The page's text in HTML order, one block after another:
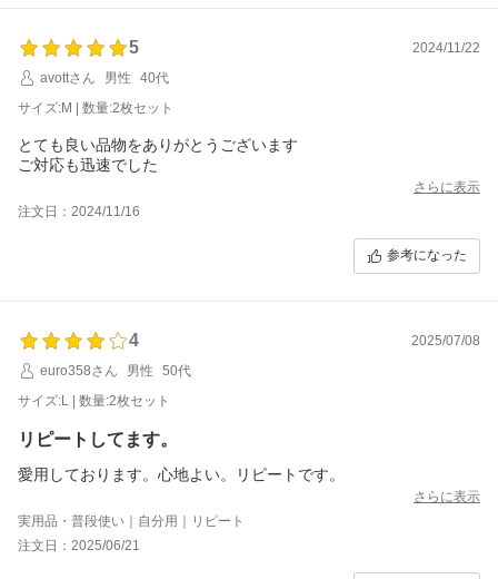
5
2024/11/22
avottさん
男性
40代
サイズ:M | 数量:2枚セット
とても良い品物をありがとうございます
ご対応も迅速でした
さらに表示
注文日：2024/11/16
参考になった
4
2025/07/08
euro358さん
男性
50代
サイズ:L | 数量:2枚セット
リピートしてます。
愛用しております。心地よい。リピートです。
さらに表示
実用品・普段使い｜自分用｜リピート
注文日：2025/06/21